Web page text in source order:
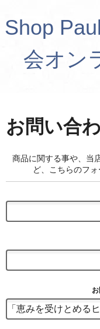
Shop
会オン
お問い合
商品に関する事や、当
ど、こちらのフ